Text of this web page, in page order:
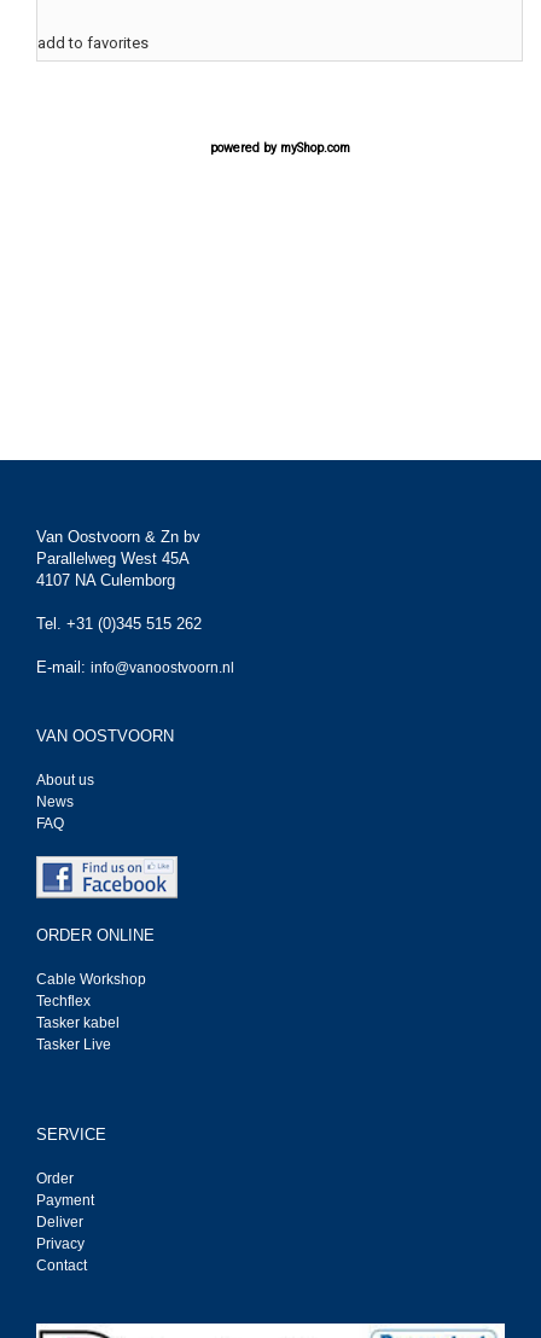
add to favorites
powered by myShop.com
Van Oostvoorn & Zn bv
Parallelweg West 45A
4107 NA Culemborg
Tel. +31 (0)345 515 262
E-mail: info@vanoostvoorn.nl
VAN OOSTVOORN
About us
News
FAQ
ORDER ONLINE
Cable Workshop
Techflex
Tasker kabel
Tasker Live
SERVICE
Order
Payment
Deliver
Privacy
Contact